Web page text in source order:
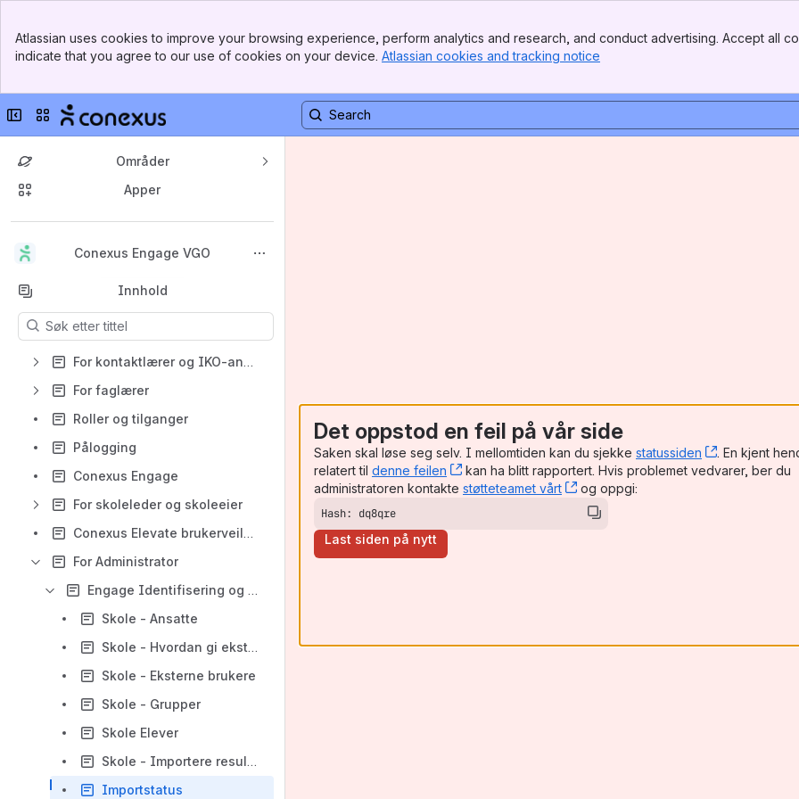
Top Bar
Sidebar
Atlassian uses cookies to improve your browsing experience, perform analytics and research, and conduct advertising. Accept all
indicate that you agree to our use of cookies on your device. Atlassian cookies and tracking notice
Skjul sidepanelet
Bytt nettsted eller app
Områder
Apper
Conexus Engage VGO
toppen
Innhold
Resultatene oppdateres mens du skriver.
For kontaktlærer og IKO-ansvarlig
For faglærer
Roller og tilganger
Pålogging
Conexus Engage
For skoleleder og skoleeier
Conexus Elevate brukerveiledning
For Administrator
Engage Identifisering og kartlegging
Skole - Ansatte
Skole - Hvordan gi ekstra tilganger
Skole - Eksterne brukere
Skole - Grupper
Skole Elever
Skole - Importere resultater fra Kartleggeren
Importstatus
Det oppstod en feil på vår side
Saken skal løse seg selv. I mellomtiden kan du sjekke statussiden , (opens new
. En kjent
relatert til denne feilen , (opens new window)
kan ha blitt rapportert. Hvis problemet vedvarer, ber du
administratoren kontakte støtteteamet vårt , (opens new window)
og oppgi:
Hash: dq8qre
Last siden på nytt